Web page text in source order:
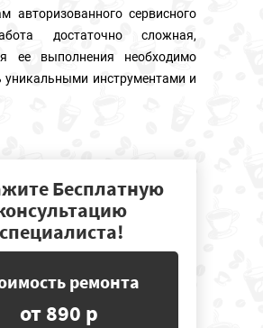
авторизованного сервисного
достаточно сложная,
ее выполнения необходимо
уникальными инструментами и
Бесплатную
специалиста!
ремонта
от 890 р